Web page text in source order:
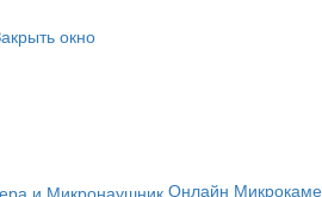
окно
Онлайн